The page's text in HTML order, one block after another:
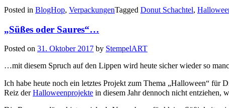
Posted in BlogHop, VerpackungenTagged Donut Schachtel,
„Süßes oder Saures“…
Posted on 31. Oktober 2017 by StempelART
…mit diesem Spruch auf den Lippen wird heute sicher wieder so
Ich habe heute noch ein letztes Projekt zum Thema „Halloween“
Reiz derHalloweenprojekte in diesem Jahr dennoch nicht entziehen,